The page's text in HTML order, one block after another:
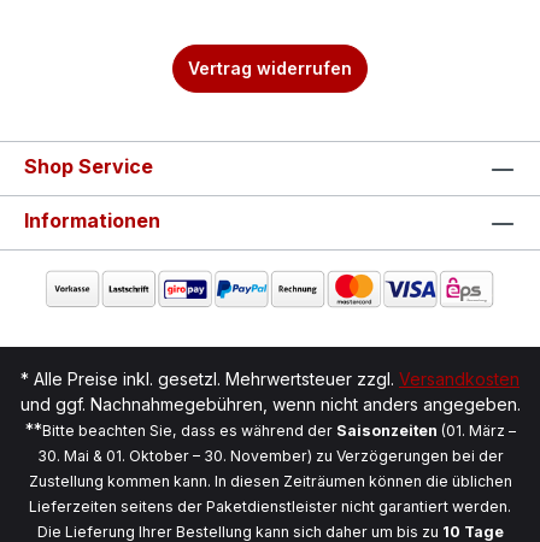
Vertrag widerrufen
Shop Service
Informationen
* Alle Preise inkl. gesetzl. Mehrwertsteuer zzgl. Versandkosten
und ggf. Nachnahmegebühren, wenn nicht anders angegeben.
**Bitte beachten Sie, dass es während der Saisonzeiten (01. März –
30. Mai & 01. Oktober – 30. November) zu Verzögerungen bei der
Zustellung kommen kann. In diesen Zeiträumen können die üblichen
Lieferzeiten seitens der Paketdienstleister nicht garantiert werden.
Die Lieferung Ihrer Bestellung kann sich daher um bis zu 10 Tage